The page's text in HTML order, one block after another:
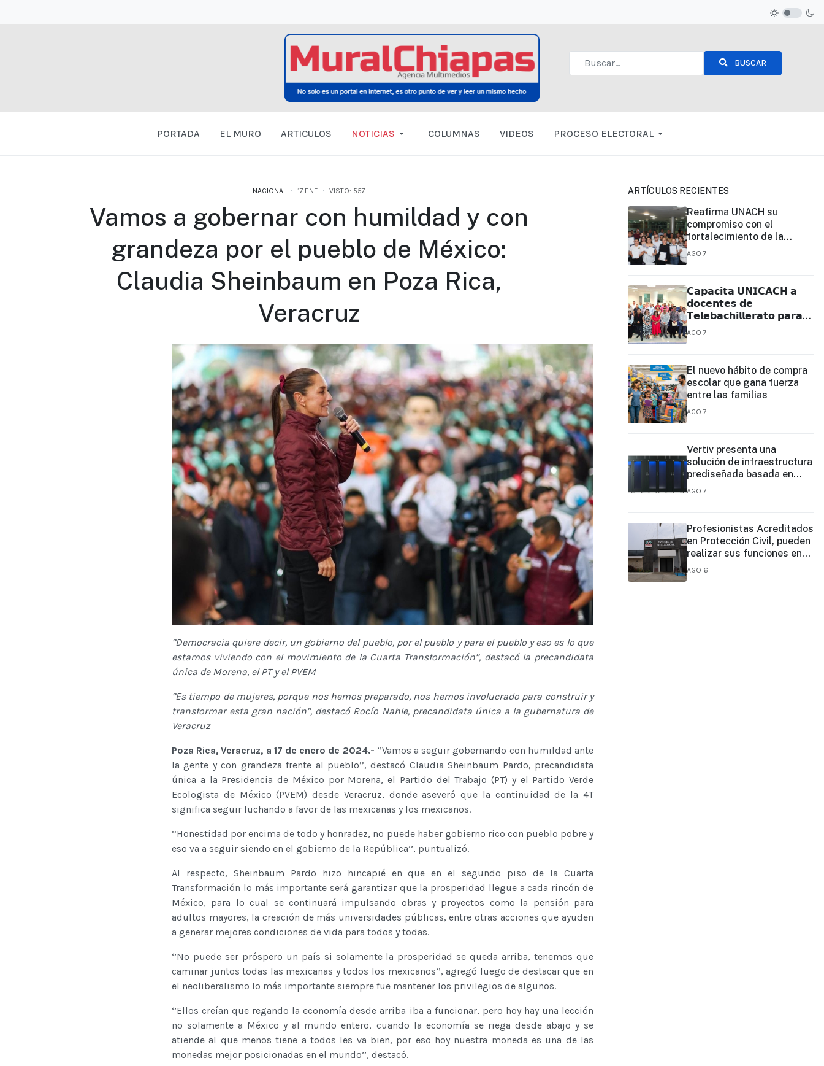
BUSCAR
PORTADA EL MURO ARTICULOS NOTICIAS COLUMNAS VIDEOS PROCESO ELECTORAL
NACIONAL 17.ENE VISTO: 557
Vamos a gobernar con humildad y con
grandeza por el pueblo de México:
Claudia Sheinbaum en Poza Rica,
Veracruz
‘’Democracia quiere decir, un gobierno del pueblo, por el pueblo y para el pueblo y eso es lo que
estamos viviendo con el movimiento de la Cuarta Transformación’’, destacó la precandidata
única de Morena, el PT y el PVEM
‘’Es tiempo de mujeres, porque nos hemos preparado, nos hemos involucrado para construir y
transformar esta gran nación’’, destacó Rocío Nahle, precandidata única a la gubernatura de
Veracruz
Poza Rica, Veracruz, a 17 de enero de 2024.- ’’Vamos a seguir gobernando con humildad ante
la gente y con grandeza frente al pueblo’’, destacó Claudia Sheinbaum Pardo, precandidata
única a la Presidencia de México por Morena, el Partido del Trabajo (PT) y el Partido Verde
Ecologista de México (PVEM) desde Veracruz, donde aseveró que la continuidad de la 4T
significa seguir luchando a favor de las mexicanas y los mexicanos.
’’Honestidad por encima de todo y honradez, no puede haber gobierno rico con pueblo pobre y
eso va a seguir siendo en el gobierno de la República’’, puntualizó.
Al respecto, Sheinbaum Pardo hizo hincapié en que en el segundo piso de la Cuarta
Transformación lo más importante será garantizar que la prosperidad llegue a cada rincón de
México, para lo cual se continuará impulsando obras y proyectos como la pensión para
adultos mayores, la creación de más universidades públicas, entre otras acciones que ayuden
a generar mejores condiciones de vida para todos y todas.
‘’No puede ser próspero un país si solamente la prosperidad se queda arriba, tenemos que
caminar juntos todas las mexicanas y todos los mexicanos’’, agregó luego de destacar que en
el neoliberalismo lo más importante siempre fue mantener los privilegios de algunos.
‘’Ellos creían que regando la economía desde arriba iba a funcionar, pero hoy hay una lección
no solamente a México y al mundo entero, cuando la economía se riega desde abajo y se
atiende al que menos tiene a todos les va bien, por eso hoy nuestra moneda es una de las
monedas mejor posicionadas en el mundo’’, destacó.
ARTÍCULOS RECIENTES
Reafirma UNACH su
compromiso con el
fortalecimiento de la
certificación de
AGO 7
𝗖𝗮𝗽𝗮𝗰𝗶𝘁𝗮 𝗨𝗡𝗜𝗖𝗔𝗖𝗛 𝗮
𝗱𝗼𝗰𝗲𝗻𝘁𝗲𝘀 𝗱𝗲
𝗧𝗲𝗹𝗲𝗯𝗮𝗰𝗵𝗶𝗹𝗹𝗲𝗿𝗮𝘁𝗼 𝗽𝗮𝗿𝗮
𝗳𝗼𝗿𝘁𝗮𝗹𝗲𝗰𝗲𝗿 𝘀𝘂 𝗽𝗿𝗮́𝗰𝘁𝗶𝗰𝗮
AGO 7
El nuevo hábito de compra
escolar que gana fuerza
entre las familias
AGO 7
Vertiv presenta una
solución de infraestructura
prediseñada basada en
filas para agilizar las
borde y de IA en el borde
AGO 7
Profesionistas Acreditados
en Protección Civil, pueden
realizar sus funciones en
todo el estado
AGO 6